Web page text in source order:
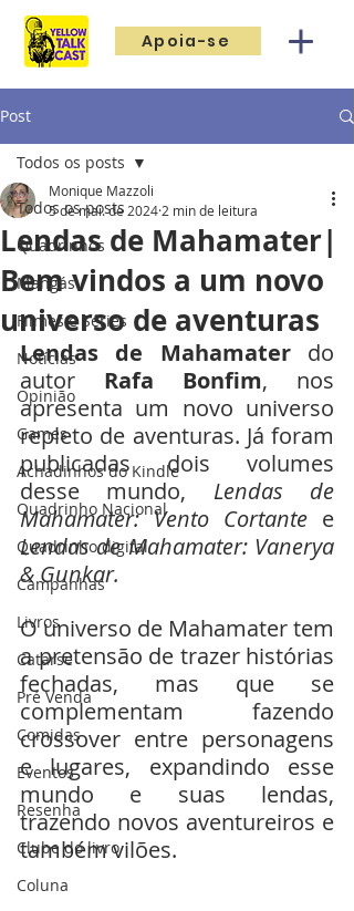
Apoia-se
Post
Todos os posts
Quadrinhos
Mangás
Filmes e Séries
Notícias
Opinião
Games
Achadinhos do Kindle
Quadrinho Nacional
Quadrinho digital
Campanhas
Livros
Catarse
Pré Venda
Comidas
Eventos
Resenha
Clube do livro
Coluna
Todos os posts
Lendas de Mahamater|
Bem vindos a um novo
universo de aventuras
Monique Mazzoli
5 de mai. de 2024 2 min de leitura
Lendas de Mahamater do
autor Rafa Bonfim, nos
apresenta um novo universo
repleto de aventuras. Já foram
publicadas dois volumes
desse mundo, Lendas de
Mahamater: Vento Cortante
Lendas de Mahamater: Vanerya
& Gunkar.
O universo de Mahamater tem
a pretensão de trazer histórias
fechadas, mas que se
complementam fazendo
crossover entre personagens
e lugares, expandindo esse
mundo e suas lendas,
trazendo novos aventureiros e
também vilões.